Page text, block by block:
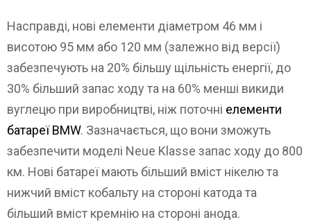
Насправді, нові елементи діаметром 46 мм і
висотою 95 мм або 120 мм (залежно від версії)
забезпечують на 20% більшу щільність енергії, до
30% більший запас ходу та на 60% менші викиди
вуглецю при виробництві, ніж поточні елементи
батареї BMW. Зазначається, що вони зможуть
забезпечити моделі Neue Klasse запас ходу до 800
км. Нові батареї мають більший вміст нікелю та
нижчий вміст кобальту на стороні катода та
більший вміст кремнію на стороні анода.